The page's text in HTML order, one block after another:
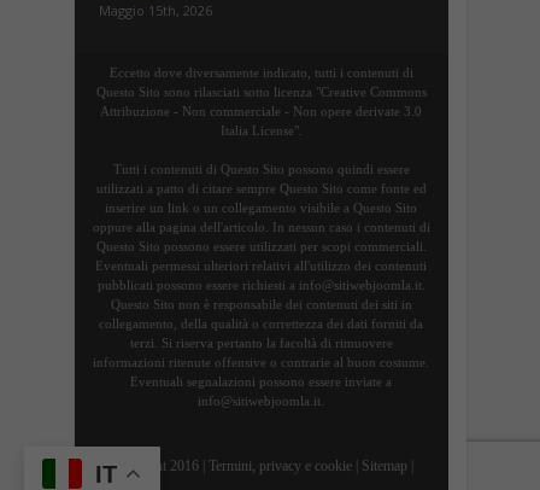
Maggio 15th, 2026
Eccetto dove diversamente indicato, tutti i contenuti di
Questo Sito sono rilasciati sotto licenza "Creative Commons
Attribuzione - Non commerciale - Non opere derivate 3.0
Italia License".
Tutti i contenuti di Questo Sito possono quindi essere
utilizzati a patto di citare sempre Questo Sito come fonte ed
inserire un link o un collegamento visibile a Questo Sito
oppure alla pagina dell'articolo. In nessun caso i contenuti di
Questo Sito possono essere utilizzati per scopi commerciali.
Eventuali permessi ulteriori relativi all'utilizzo dei contenuti
pubblicati possono essere richiesti a info@sitiwebjoomla.it.
Questo Sito non è responsabile dei contenuti dei siti in
collegamento, della qualità o correttezza dei dati forniti da
terzi. Si riserva pertanto la facoltà di rimuovere
informazioni ritenute offensive o contrarie al buon costume.
Eventuali segnalazioni possono essere inviate a
info@sitiwebjoomla.it.
Copyright 2016 | Termini, privacy e cookie Sitemap
IT